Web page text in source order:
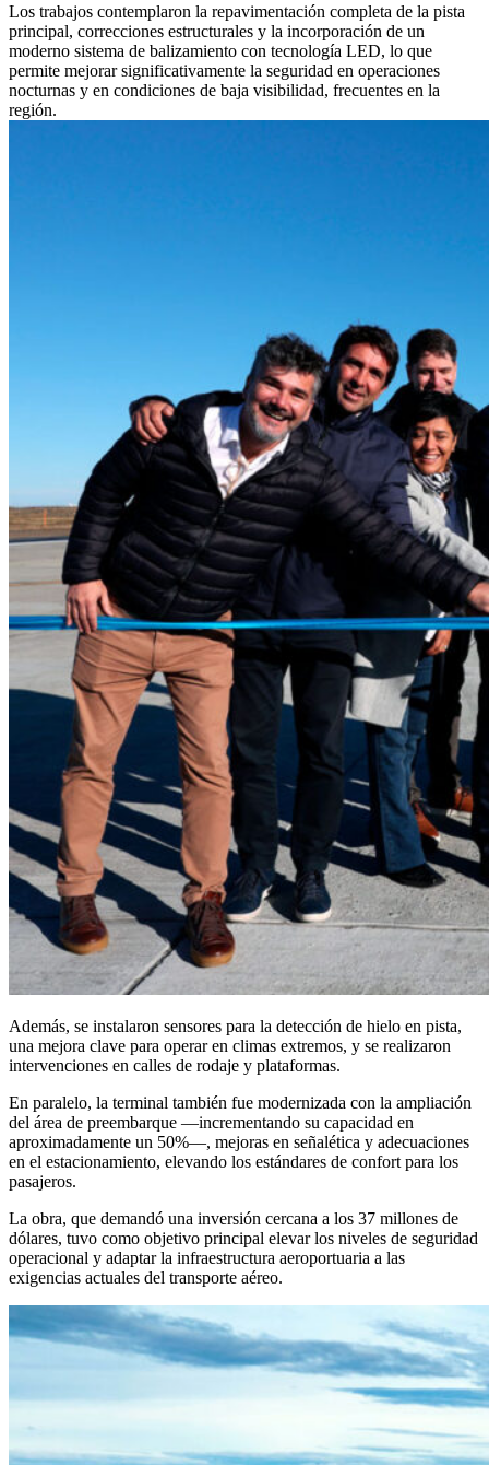
Los trabajos contemplaron la repavimentación completa de la pista
principal, correcciones estructurales y la incorporación de un
moderno sistema de balizamiento con tecnología LED, lo que
permite mejorar significativamente la seguridad en operaciones
nocturnas y en condiciones de baja visibilidad, frecuentes en la
región.
Además, se instalaron sensores para la detección de hielo en pista,
una mejora clave para operar en climas extremos, y se realizaron
intervenciones en calles de rodaje y plataformas.
En paralelo, la terminal también fue modernizada con la ampliación
del área de preembarque —incrementando su capacidad en
aproximadamente un 50%—, mejoras en señalética y adecuaciones
en el estacionamiento, elevando los estándares de confort para los
pasajeros.
La obra, que demandó una inversión cercana a los 37 millones de
dólares, tuvo como objetivo principal elevar los niveles de seguridad
operacional y adaptar la infraestructura aeroportuaria a las
exigencias actuales del transporte aéreo.